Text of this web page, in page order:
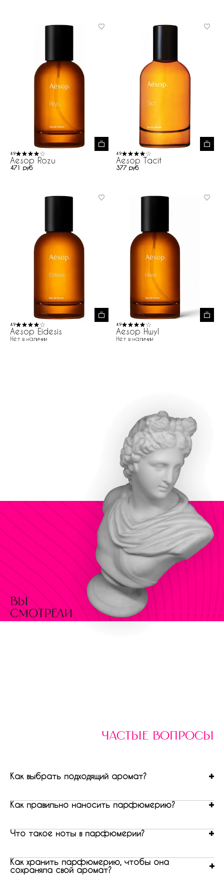
4.9
Aesop Rozu
471 руб
4.9
Aesop Tacit
377 руб
4.9
Aesop Eidesis
Нет в наличии
4.9
Aesop Hwyl
Нет в наличии
вы
смотрели
частые вопросы
Как выбрать подходящий аромат?
Как правильно наносить парфюмерию?
Что такое ноты в парфюмерии?
Как хранить парфюмерию, чтобы она
сохраняла свой аромат?